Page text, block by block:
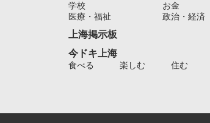
学校
お金
医療・福祉
政治・経済
上海掲示板
今ドキ上海
食べる 楽しむ 住む